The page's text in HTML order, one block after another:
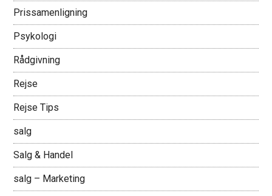
Prissamenligning
Psykologi
Rådgivning
Rejse
Rejse Tips
salg
Salg & Handel
salg – Marketing